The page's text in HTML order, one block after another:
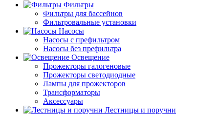
Фильтры
Фильтры для бассейнов
Фильтровальные установки
Насосы
Насосы с префильтром
Насосы без префильтра
Освещение
Прожекторы галогеновые
Прожекторы светодиодные
Лампы для прожекторов
Трансформаторы
Аксессуары
Лестницы и поручни